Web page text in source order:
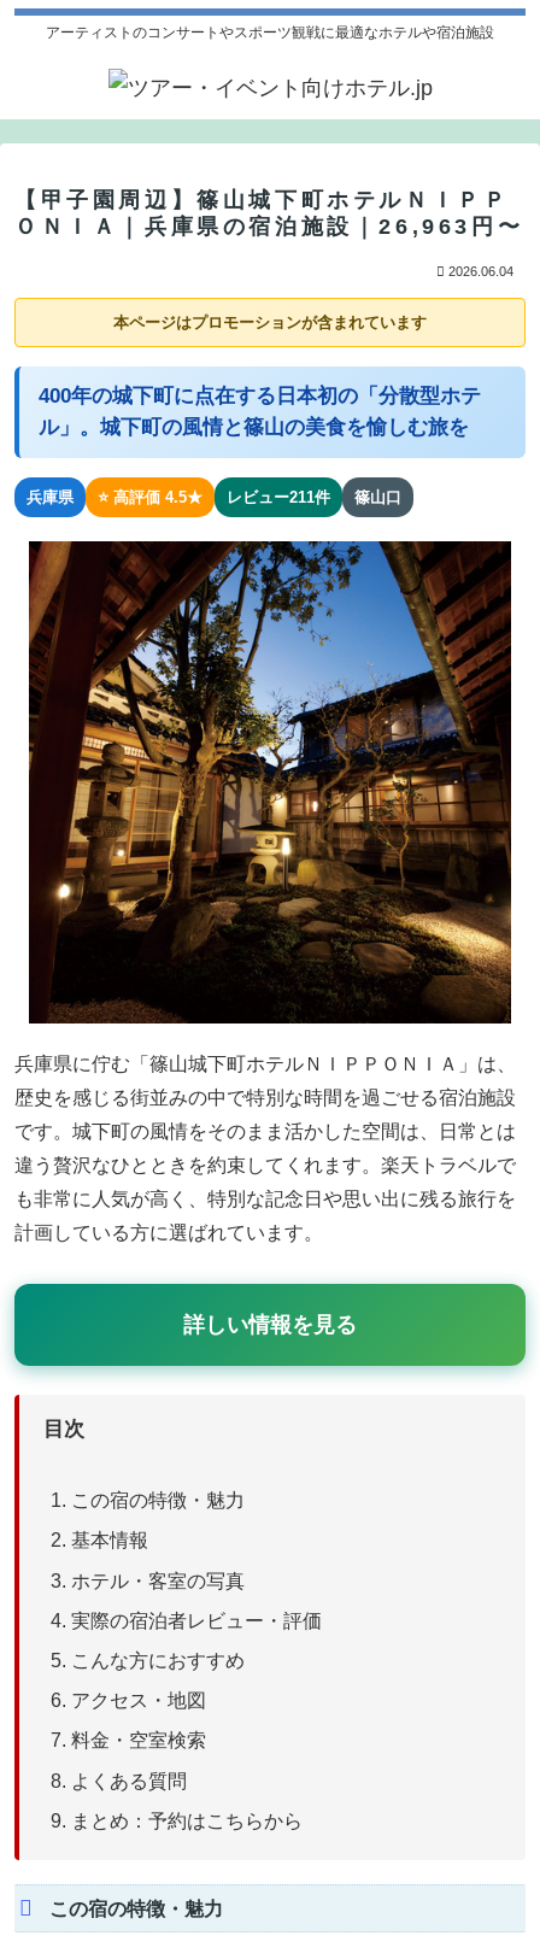
アーティストのコンサートやスポーツ観戦に最適なホテルや宿泊施設
【甲子園周辺】篠山城下町ホテルＮＩＰＰ
ＯＮＩＡ｜兵庫県の宿泊施設｜26,963円〜
2026.06.04
本ページはプロモーションが含まれています
400年の城下町に点在する日本初の「分散型ホテ
ル」。城下町の風情と篠山の美食を愉しむ旅を
兵庫県 ⭐ 高評価 4.5★ レビュー211件 篠山口
兵庫県に佇む「篠山城下町ホテルＮＩＰＰＯＮＩＡ」は、
歴史を感じる街並みの中で特別な時間を過ごせる宿泊施設
です。城下町の風情をそのまま活かした空間は、日常とは
違う贅沢なひとときを約束してくれます。楽天トラベルで
も非常に人気が高く、特別な記念日や思い出に残る旅行を
計画している方に選ばれています。
詳しい情報を見る
目次
この宿の特徴・魅力
基本情報
ホテル・客室の写真
実際の宿泊者レビュー・評価
こんな方におすすめ
アクセス・地図
料金・空室検索
よくある質問
まとめ：予約はこちらから
この宿の特徴・魅力